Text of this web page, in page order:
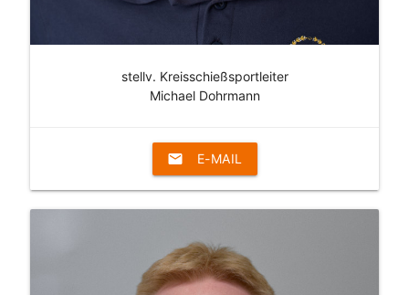
stellv. Kreisschießsportleiter
Michael Dohrmann
email E-MAIL